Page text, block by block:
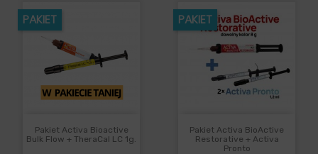
Pakiet Activa Bioactive
Bulk Flow + TheraCal LC 1g.
PAKIET
Pakiet Activa BioActive
Restorative + Activa
Pronto
PAKIET